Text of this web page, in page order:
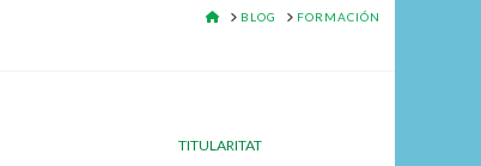
HOME
BLOG FORMACIÓN
TITULARITAT